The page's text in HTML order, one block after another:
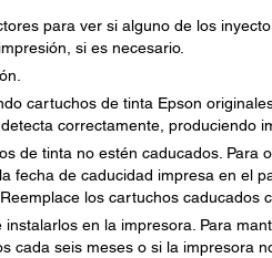
para ver si alguno de los
si es necesario.
cartuchos de tinta Epson
correctamente, produciendo
de tinta no estén caducados. Para
fecha de caducidad impresa en el
los cartuchos caducados
en la impresora. Para
cada seis meses o si la impresora